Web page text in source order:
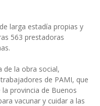
larga estadía propias y
563 prestadoras
de la obra social,
de PAMI, que
provincia de Buenos
vacunar y cuidar a las